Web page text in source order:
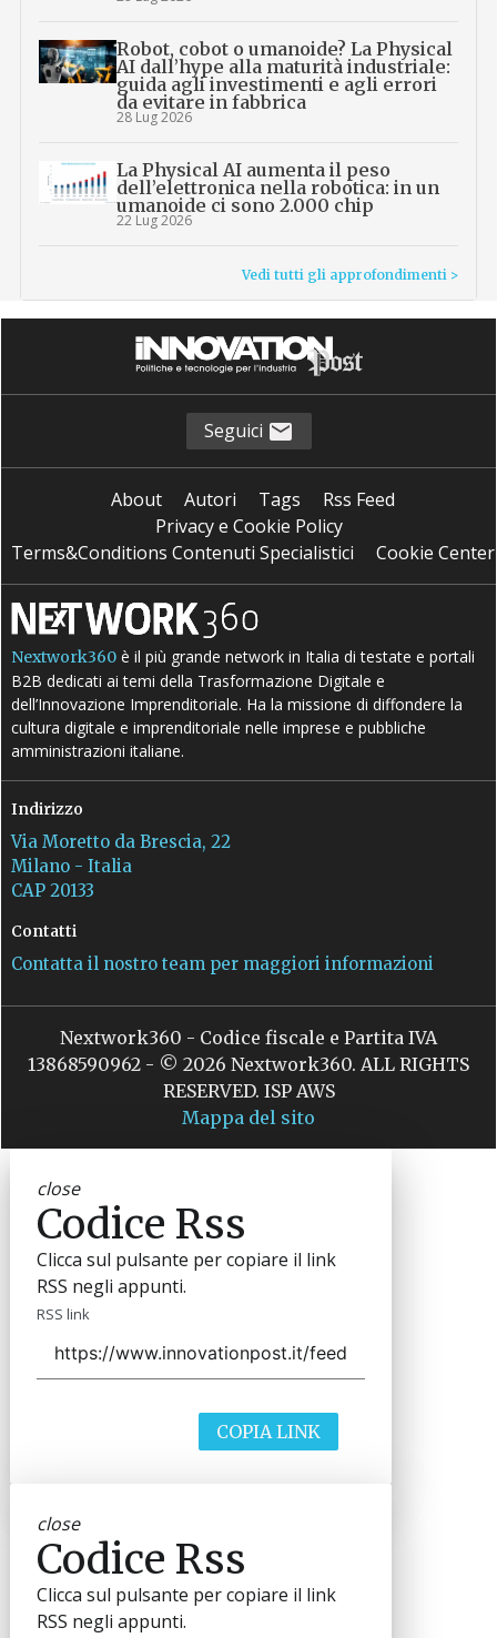
Robot, cobot o umanoide? La Physical
AI dall’hype alla maturità industriale:
guida agli investimenti e agli errori
da evitare in fabbrica
28 Lug 2026
La Physical AI aumenta il peso
dell’elettronica nella robotica: in un
umanoide ci sono 2.000 chip
22 Lug 2026
Vedi tutti gli approfondimenti >
Seguici
About Autori Tags
Rss Feed
Privacy e Cookie Policy
Terms&Conditions Contenuti Specialistici
Cookie Center
Nextwork360 è il più grande network in Italia di testate e portali
B2B dedicati ai temi della Trasformazione Digitale e
dell’Innovazione Imprenditoriale. Ha la missione di diffondere la
cultura digitale e imprenditoriale nelle imprese e pubbliche
amministrazioni italiane.
Indirizzo
Via Moretto da Brescia, 22
Milano - Italia
CAP 20133
Contatti
Contatta il nostro team per maggiori informazioni
Nextwork360 - Codice fiscale e Partita IVA
13868590962 - © 2026 Nextwork360. ALL RIGHTS
RESERVED. ISP AWS
Mappa del sito
close
Codice Rss
Clicca sul pulsante per copiare il link
RSS negli appunti.
RSS link
COPIA LINK
close
Codice Rss
Clicca sul pulsante per copiare il link
RSS negli appunti.